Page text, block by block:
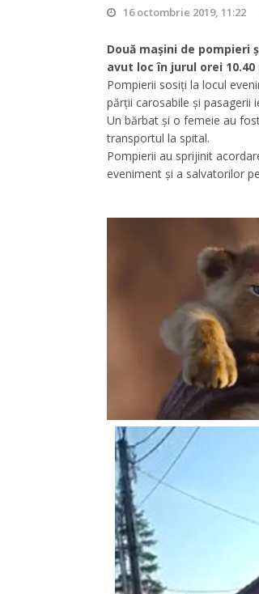
16 octombrie 2019, 11:22
Două mașini de pompieri
avut loc în jurul orei
Pompierii sosiți la locul
părții carosabile și pasagerii
Un bărbat și o femeie au
transportul la spital.
Pompierii au sprijinit
eveniment și a salvatorilor